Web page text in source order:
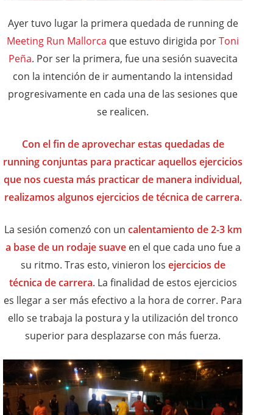
Ayer tuvo lugar la primera quedada de running de
Meeting Run Mallorca que estuvo dirigida porToni
Peña. Por ser la primera, fue una sesión suavecita
con la intención de ir aumentando la intensidad
progresivamente en cada una de las sesiones que
se realicen.
Con el fin de aprovechar estas quedadas de
running conjuntas para practicar aquellos ejercicios
que nos cuesta más practicar de manera individual,
realizamos algunos ejercicios de técnica de carrera.
La sesión comenzó con un calentamiento de 2-3 km
a base de un rodaje suaveen el que cada uno fue a
su ritmo. Tras esto, vinieron los ejercicios de
técnica de carrera. La finalidad de estos ejercicios
es llegar a ser más efectivo a la hora de correr. Para
ello se trabaja la postura y la utilización del tronco
superior para desplazarse con más fuerza.